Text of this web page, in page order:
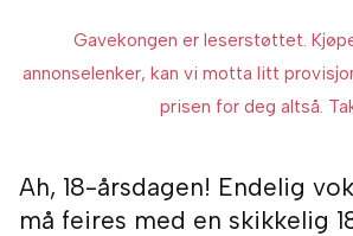
Gavekongen er leserstøttet.
annonselenker, kan vi motta litt
prisen for deg altså.
Ah, 18-årsdagen! Endelig
må feires med en skikkelig